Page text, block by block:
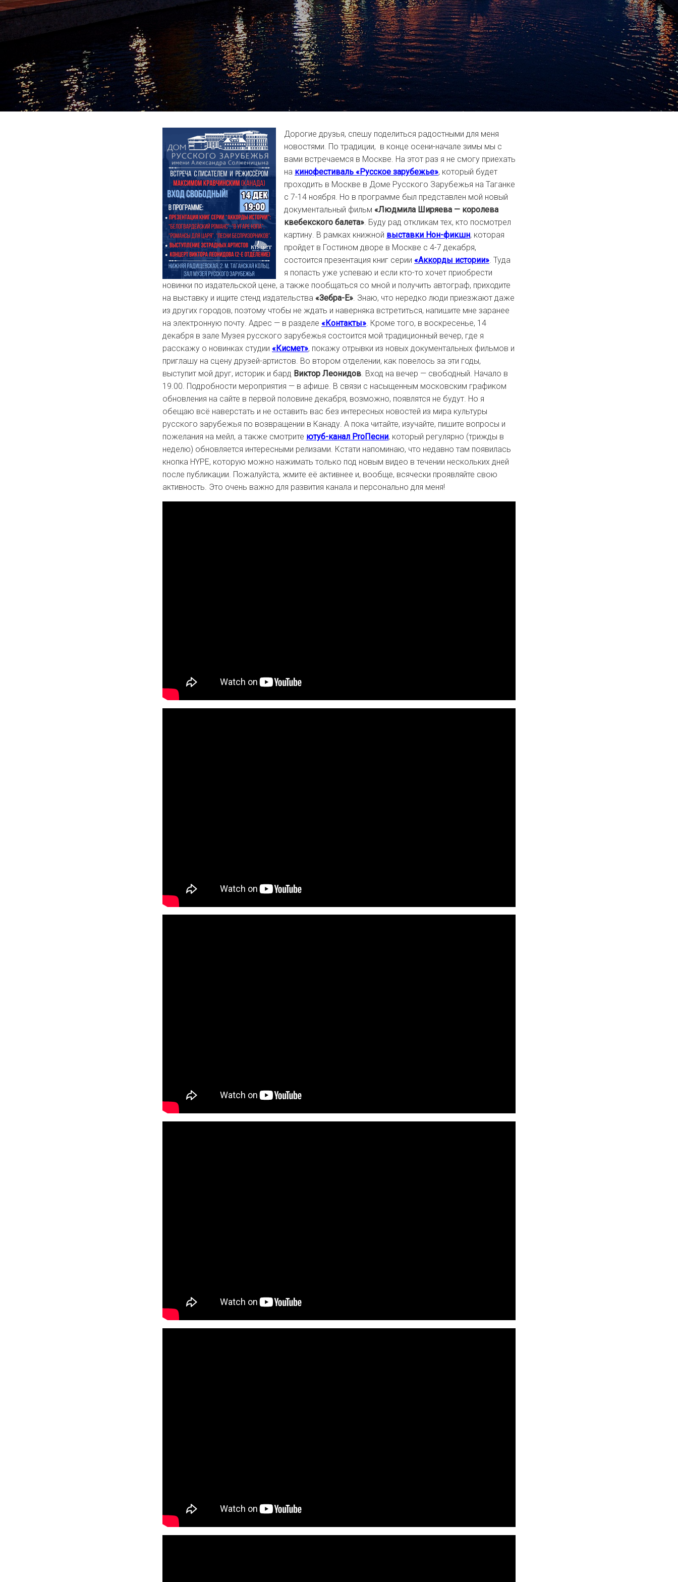
Дорогие друзья, спешу поделиться радостными для меня
новостями. По традиции, в конце осени-начале зимы мы с
вами встречаемся в Москве. На этот раз я не смогу приехать
на кинофестиваль «Русское зарубежье», который будет
проходить в Москве в Доме Русского Зарубежья на Таганке
с 7-14 ноября. Но в программе был представлен мой новый
документальный фильм «Людмила Ширяева — королева
квебекского балета» . Буду рад откликам тех, кто посмотрел
картину. В рамках книжной выставки Нон-фикшн, которая
пройдет в Гостином дворе в Москве с 4-7 декабря,
состоится презентация книг серии «Аккорды истории» . Туда
я попасть уже успеваю и если кто-то хочет приобрести
новинки по издательской цене, а также пообщаться со мной и получить автограф, приходите
на выставку и ищите стенд издательства «Зебра-Е» . Знаю, что нередко люди приезжают даже
из других городов, поэтому чтобы не ждать и наверняка встретиться, напишите мне заранее
на электронную почту. Адрес — в разделе «Контакты» . Кроме того, в воскресенье, 14
декабря в зале Музея русского зарубежья состоится мой традиционный вечер, где я
расскажу о новинках студии «Кисмет», покажу отрывки из новых документальных фильмов и
приглашу на сцену друзей-артистов. Во втором отделении, как повелось за эти годы,
выступит мой друг, историк и бард Виктор Леонидов . Вход на вечер — свободный. Начало в
19.00. Подробности мероприятия — в афише. В связи с насыщенным московским графиком
обновления на сайте в первой половине декабря, возможно, появлятся не будут. Но я
обещаю всё наверстать и не оставить вас без интересных новостей из мира культуры
русского зарубежья по возвращении в Канаду. А пока читайте, изучайте, пишите вопросы и
пожелания на мейл, а также смотрите ютуб-канал ProПесни, который регулярно (трижды в
неделю) обновляется интересными релизами. Кстати напоминаю, что недавно там появилась
кнопка HYPE, которую можно нажимать только под новым видео в течении нескольких дней
после публикации. Пожалуйста, жмите её активнее и, вообще, всячески проявляйте свою
активность. Это очень важно для развития канала и персонально для меня!